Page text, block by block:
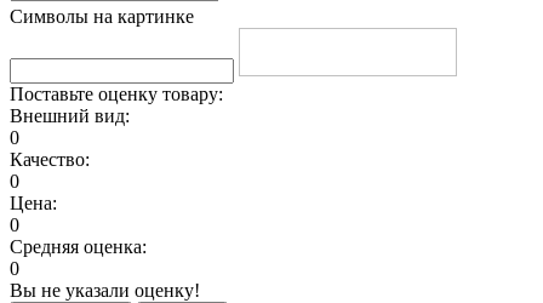
Символы на картинке
Поставьте оценку товару:
Внешний вид:
0
Качество:
0
Цена:
0
Средняя оценка:
0
Вы не указали оценку!